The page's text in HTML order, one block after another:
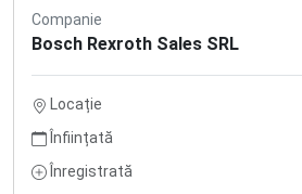
Companie
Bosch Rexroth Sales SRL
Locație
Înființată
Înregistrată